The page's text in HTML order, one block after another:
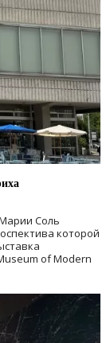
Соль
которой
of Modern